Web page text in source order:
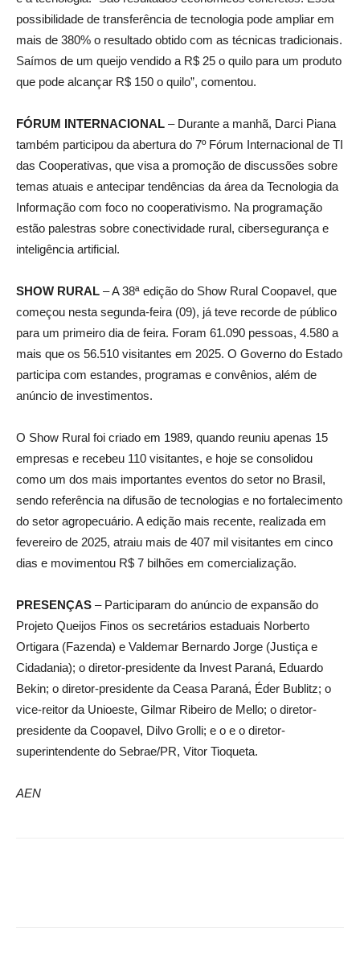
possibilidade de transferência de tecnologia pode ampliar em
mais de 380% o resultado obtido com as técnicas tradicionais.
Saímos de um queijo vendido a R$ 25 o quilo para um produto
que pode alcançar R$ 150 o quilo”, comentou.
FÓRUM INTERNACIONAL – Durante a manhã, Darci Piana
também participou da abertura do 7º Fórum Internacional de TI
das Cooperativas, que visa a promoção de discussões sobre
temas atuais e antecipar tendências da área da Tecnologia da
Informação com foco no cooperativismo. Na programação
estão palestras sobre conectividade rural, cibersegurança e
inteligência artificial.
SHOW RURAL – A 38ª edição do Show Rural Coopavel, que
começou nesta segunda-feira (09), já teve recorde de público
para um primeiro dia de feira. Foram 61.090 pessoas, 4.580 a
mais que os 56.510 visitantes em 2025. O Governo do Estado
participa com estandes, programas e convênios, além de
anúncio de investimentos.
O Show Rural foi criado em 1989, quando reuniu apenas 15
empresas e recebeu 110 visitantes, e hoje se consolidou
como um dos mais importantes eventos do setor no Brasil,
sendo referência na difusão de tecnologias e no fortalecimento
do setor agropecuário. A edição mais recente, realizada em
fevereiro de 2025, atraiu mais de 407 mil visitantes em cinco
dias e movimentou R$ 7 bilhões em comercialização.
PRESENÇAS – Participaram do anúncio de expansão do
Projeto Queijos Finos os secretários estaduais Norberto
Ortigara (Fazenda) e Valdemar Bernardo Jorge (Justiça e
Cidadania); o diretor-presidente da Invest Paraná, Eduardo
Bekin; o diretor-presidente da Ceasa Paraná, Éder Bublitz; o
vice-reitor da Unioeste, Gilmar Ribeiro de Mello; o diretor-
presidente da Coopavel, Dilvo Grolli; e o e o diretor-
superintendente do Sebrae/PR, Vitor Tioqueta.
AEN